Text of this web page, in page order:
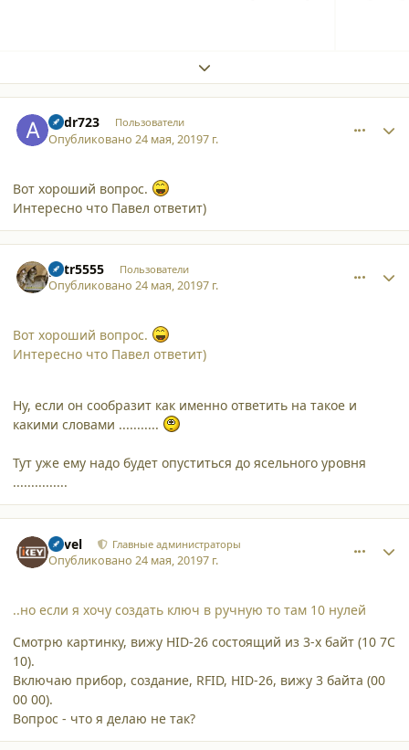
Expand topic overview
andr723 Пользователи
Опубликовано24 мая, 20197 г.
Вот хороший вопрос.
Интересно что Павел ответит)
petr5555 Пользователи
Опубликовано24 мая, 20197 г.
Вот хороший вопрос.
Интересно что Павел ответит)
Ну, если он сообразит как именно ответить на такое и
какими словами ...........
Тут уже ему надо будет опуститься до ясельного уровня
...............
Pavel Главные администраторы
Опубликовано24 мая, 20197 г.
..но если я хочу создать ключ в ручную то там 10 нулей
Смотрю картинку, вижу HID-26 состоящий из 3-х байт (10 7С
10).
Включаю прибор, создание, RFID, HID-26, вижу 3 байта (00
00 00).
Вопрос - что я делаю не так?